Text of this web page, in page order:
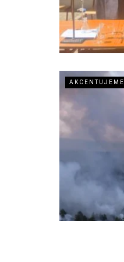
AKCENTUJEME